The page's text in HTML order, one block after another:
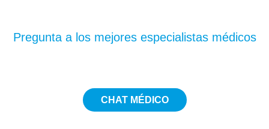
Pregunta a los mejores especialistas médicos
CHAT MÉDICO